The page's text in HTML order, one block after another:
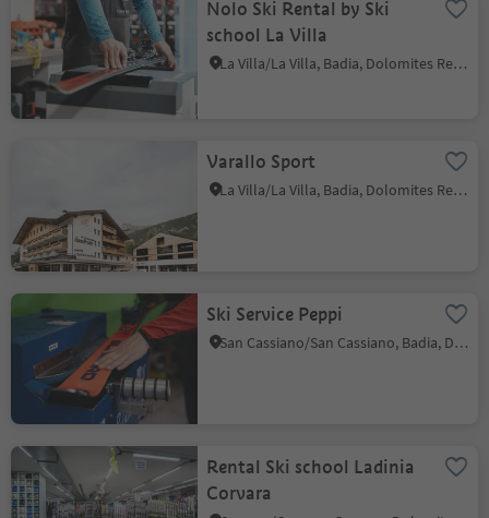
Nolo Ski Rental by Ski
school La Villa
La Villa/La Villa, Badia, Dolomites Region Alta Badia
Varallo Sport
La Villa/La Villa, Badia, Dolomites Region Alta Badia
Ski Service Peppi
San Cassiano/San Cassiano, Badia, Dolomites Region Alta Badia
Rental Ski school Ladinia
Corvara